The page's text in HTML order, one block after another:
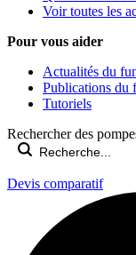
Voir toutes les
Pour vous aider
Actualités du
Publications du
Tutoriels
Rechercher des
Devis comparatif